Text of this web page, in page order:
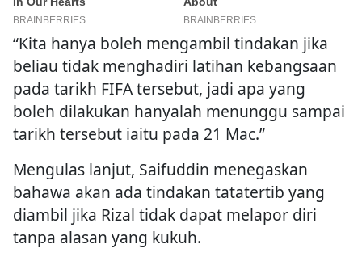
“Kita hanya boleh mengambil tindakan jika
beliau tidak menghadiri latihan kebangsaan
pada tarikh FIFA tersebut, jadi apa yang
boleh dilakukan hanyalah menunggu sampai
tarikh tersebut iaitu pada 21 Mac.”
Mengulas lanjut, Saifuddin menegaskan
bahawa akan ada tindakan tatatertib yang
diambil jika Rizal tidak dapat melapor diri
tanpa alasan yang kukuh.